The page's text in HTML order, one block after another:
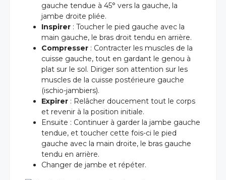
gauche tendue à 45° vers la gauche, la
jambe droite pliée.
Inspirer : Toucher le pied gauche avec la
main gauche, le bras droit tendu en arrière.
Compresser : Contracter les muscles de la
cuisse gauche, tout en gardant le genou à
plat sur le sol. Diriger son attention sur les
muscles de la cuisse postérieure gauche
(ischio-jambiers).
Expirer : Relâcher doucement tout le corps
et revenir à la position initiale.
Ensuite : Continuer à garder la jambe gauche
tendue, et toucher cette fois-ci le pied
gauche avec la main droite, le bras gauche
tendu en arrière.
Changer de jambe et répéter.